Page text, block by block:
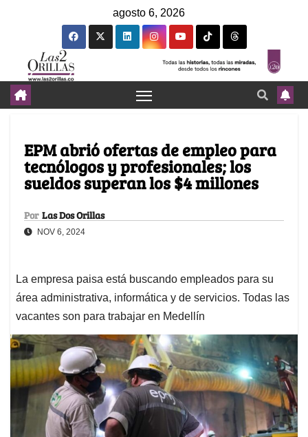
agosto 6, 2026
EPM abrió ofertas de empleo para
tecnólogos y profesionales; los
sueldos superan los $4 millones
Por Las Dos Orillas
NOV 6, 2024
La empresa paisa está buscando empleados para su
área administrativa, informática y de servicios. Todas las
vacantes son para trabajar en Medellín